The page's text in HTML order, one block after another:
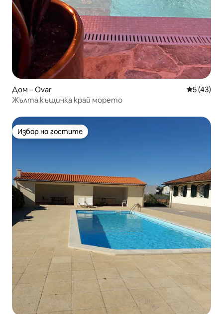
Дом – Ovar Средна
5 (43)
Жълта къщичка край морето
Избор на гостите
Избор на гостите